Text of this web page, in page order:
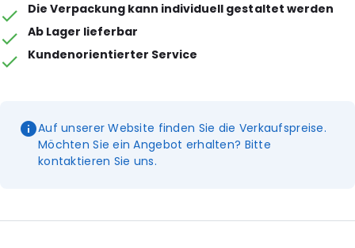
Die Verpackung kann individuell gestaltet werden
Ab Lager lieferbar
Kundenorientierter Service
Auf unserer Website finden Sie die Verkaufspreise.
Möchten Sie ein Angebot erhalten? Bitte
kontaktieren Sie uns.